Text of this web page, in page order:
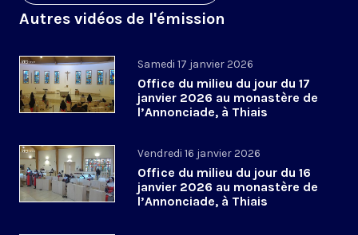
Autres vidéos de l'émission
Samedi 17 janvier 2026
Office du milieu du jour du 17
janvier 2026 au monastère de
l’Annonciade, à Thiais
Vendredi 16 janvier 2026
Office du milieu du jour du 16
janvier 2026 au monastère de
l’Annonciade, à Thiais